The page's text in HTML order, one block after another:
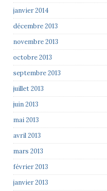
janvier 2014
décembre 2013
novembre 2013
octobre 2013
septembre 2013
juillet 2013
juin 2013
mai 2013
avril 2013
mars 2013
février 2013
janvier 2013